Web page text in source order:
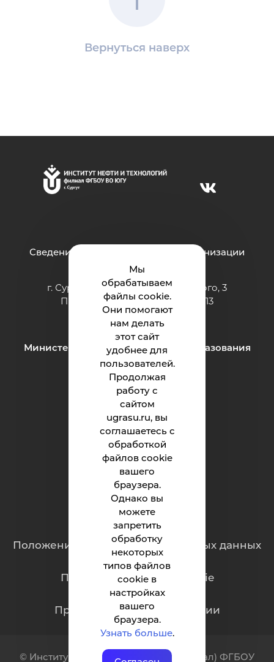
Мы
обрабатываем
файлы cookie.
Они помогают
нам делать
этот сайт
удобнее для
пользователей.
Продолжая
работу с
сайтом
ugrasu.ru, вы
соглашаетесь с
обработкой
файлов cookie
вашего
браузера.
Однако вы
можете
запретить
обработку
некоторых
типов файлов
cookie в
настройках
вашего
браузера.
Узнать больше.
Вернуться наверх
Сведения об образовательной организации
г. Сургут ул. Григория Кукуевицкого, 3
Приёмная: тел.: +7 (3462) 550-413
e-mail:inteh@ugrasu.ru
Министерство науки и высшего образования
Российской Федерации
Институт
Абитуриенту
Студенту
Родителям
Обращения граждан
Положение о защите персональных данных
Политика обработки cookie
Противодействие коррупции
© Институт нефти и технологий (филиал) ФГБОУ